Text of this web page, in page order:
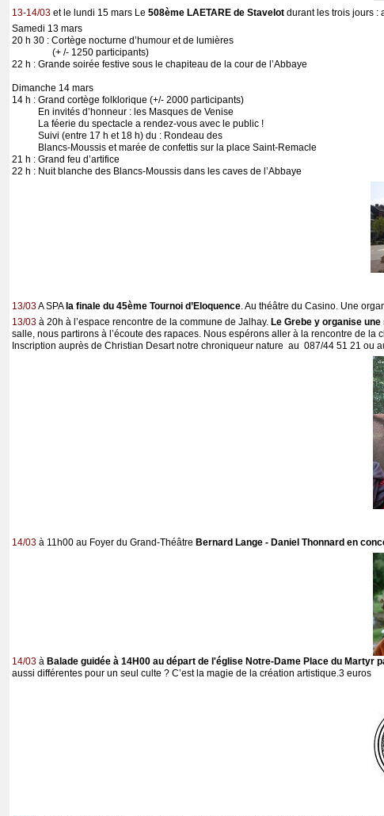
13-14/03 et le lundi 15 mars Le 508ème LAETARE de Stavelot durant les trois jours :
Samedi 13 mars
20 h 30 : Cortège nocturne d’humour et de lumières
(+ /- 1250 participants)
22 h : Grande soirée festive sous le chapiteau de la cour de l’Abbaye
Dimanche 14 mars
14 h : Grand cortège folklorique (+/- 2000 participants)
En invités d’honneur : les Masques de Venise
La féerie du spectacle a rendez-vous avec le public !
Suivi (entre 17 h et 18 h) du : Rondeau des
Blancs-Moussis et marée de confettis sur la place Saint-Remacle
21 h : Grand feu d’artifice
22 h : Nuit blanche des Blancs-Moussis dans les caves de l’Abbaye
13/03A SPA la finale du 45ème Tournoi d’Eloquence. Au théâtre du Casino. Une
13/03 à 20h à l’espace rencontre de la commune de Jalhay. Le Grebe y organise
salle, nous partirons à l’écoute des rapaces. Nous espérons aller à la rencontre de la
Inscription auprès de Christian Desart notre chroniqueur nature au 087/44 51 21 ou
14/03 à 11h00 au Foyer du Grand-Théâtre Bernard Lange - Daniel Thonnard en
14/03 à Balade guidée à 14H00 au départ de l'église Notre-Dame Place du Martyr
aussi différentes pour un seul culte ? C’est la magie de la création artistique.3 euros